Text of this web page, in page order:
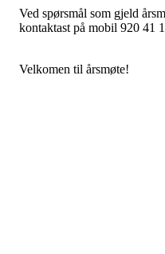
Ved spørsmål som gjeld
kontaktast på mobil 920 41
Velkomen til årsmøte!